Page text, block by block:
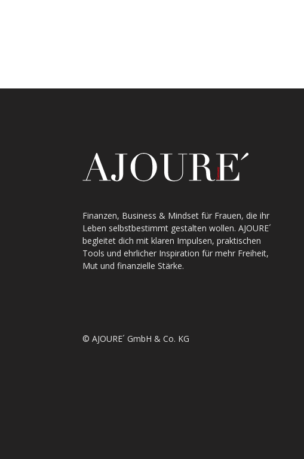
Finanzen, Business & Mindset für Frauen, die ihr
Leben selbstbestimmt gestalten wollen. AJOURE´
begleitet dich mit klaren Impulsen, praktischen
Tools und ehrlicher Inspiration für mehr Freiheit,
Mut und finanzielle Stärke.
© AJOURE´ GmbH & Co. KG